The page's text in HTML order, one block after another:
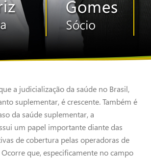
a judicialização da saúde no Brasil,
suplementar, é crescente. Também é
da saúde suplementar, a
um papel importante diante das
de cobertura pelas operadoras de
que, especificamente no campo